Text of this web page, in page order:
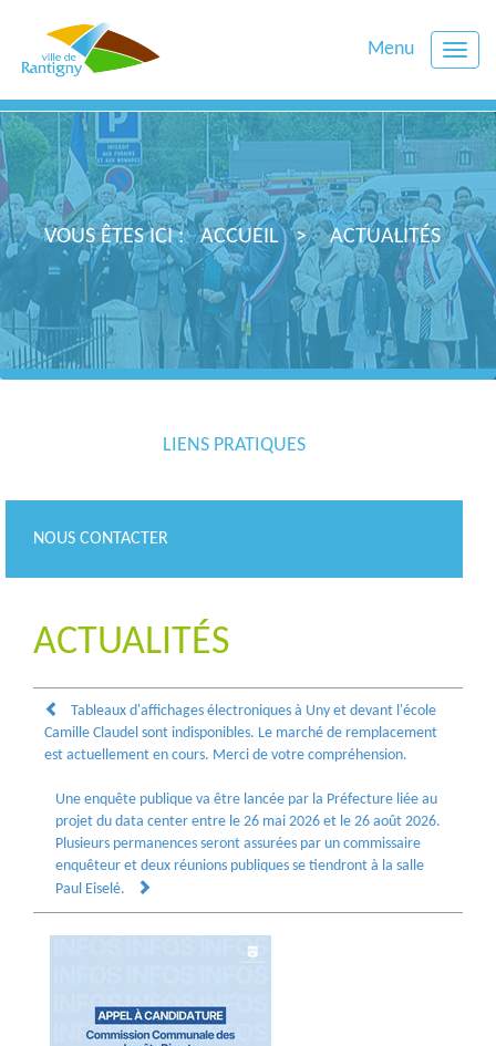
Toggle
Menu
VOUS ÊTES ICI : ACCUEIL ACTUALITÉS
LIENS PRATIQUES
NOUS CONTACTER
ACTUALITÉS
Tableaux d'affichages électroniques à Uny et devant l'école
Camille Claudel sont indisponibles. Le marché de remplacement
est actuellement en cours. Merci de votre compréhension.
Une enquête publique va être lancée par la Préfecture liée au
projet du data center entre le 26 mai 2026 et le 26 août 2026.
Plusieurs permanences seront assurées par un commissaire
enquêteur et deux réunions publiques se tiendront à la salle
Paul Eiselé.